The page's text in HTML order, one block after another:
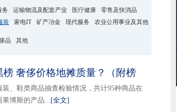
务 运输物流及配套产业 医疗健康
零售及快消品
装 家电IT 矿产冶金 现代服务 农业公用事业及其他
品 其他
奢侈价格地摊质量？（附榜
、鞋类商品抽查检验情况，共计95种商品在
果博斯的产品... [全文]